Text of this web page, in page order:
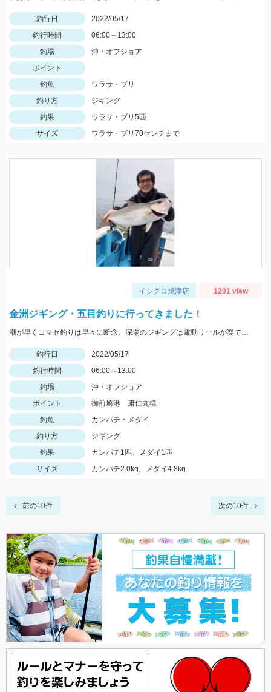
釣行日
2022/05/17
釣行時間
06:00～13:00
釣場
沖・オフショア
ポイント
釣魚
ワラサ・ブリ
釣り方
ジギング
釣果
ワラサ・ブリ5匹
サイズ
ワラサ・ブリ70センチまで
イシグロ焼津店 1201 view
金洲ジギング・五目釣りに行ってきました！
潮が早くコマセ釣りは早々に断念。深場のジギングは電動リールが楽でした。
釣行日
2022/05/17
釣行時間
06:00～13:00
釣場
沖・オフショア
ポイント
御前崎港 康仁丸様
釣魚
カンパチ・メダイ
釣り方
ジギング
釣果
カンパチ1匹、メダイ1匹
サイズ
カンパチ2.0kg、メダイ4.8kg
前の10件 次の10件